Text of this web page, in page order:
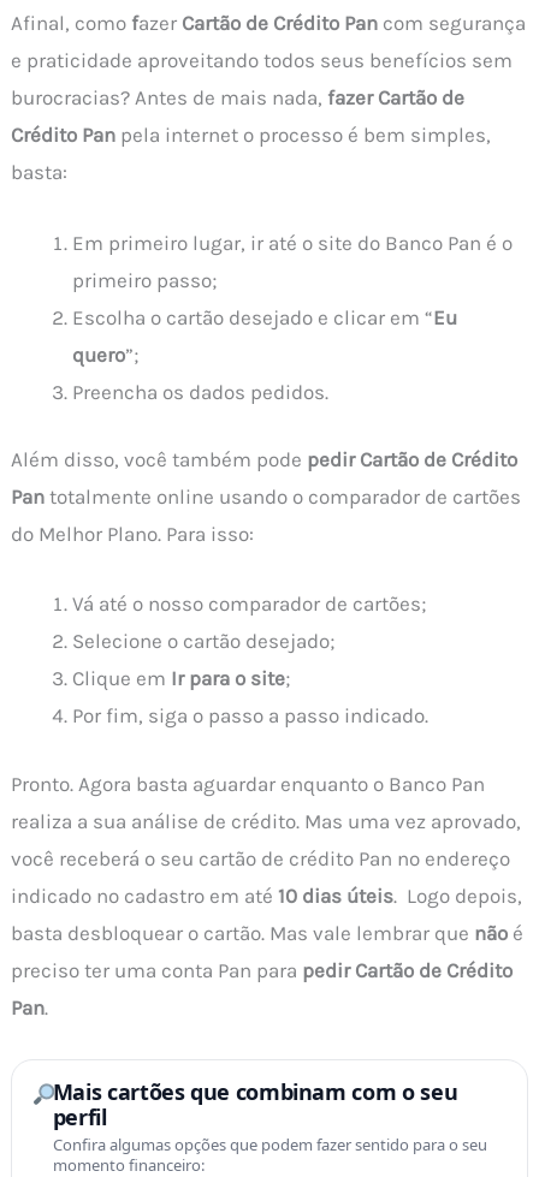
Afinal, como fazer Cartão de Crédito Pan com segurança
e praticidade aproveitando todos seus benefícios sem
burocracias? Antes de mais nada, fazer Cartão de
Crédito Pan pela internet o processo é bem simples,
basta:
Em primeiro lugar, ir até o site do Banco Pan é o
primeiro passo;
Escolha o cartão desejado e clicar em “Eu
quero”;
Preencha os dados pedidos.
Além disso, você também pode pedir Cartão de Crédito
Pan totalmente online usando o comparador de cartões
do Melhor Plano. Para isso:
Vá até o nosso comparador de cartões;
Selecione o cartão desejado;
Clique em Ir para o site;
Por fim, siga o passo a passo indicado.
Pronto. Agora basta aguardar enquanto o Banco Pan
realiza a sua análise de crédito. Mas uma vez aprovado,
você receberá o seu cartão de crédito Pan no endereço
indicado no cadastro em até10 dias úteis. Logo depois,
basta desbloquear o cartão. Mas vale lembrar que não é
preciso ter uma conta Pan para pedir Cartão de Crédito
Pan.
Mais cartões que combinam com o seu
perfil
Confira algumas opções que podem fazer sentido para o seu
momento financeiro: